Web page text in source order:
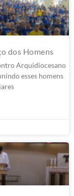
dos Homens
Arquidiocesano
esses homens